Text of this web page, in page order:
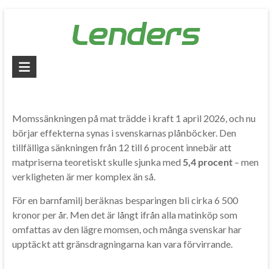
Lenders
Jämför
alla
lån
Jämför
lån
och
låna
pengar
Momssänkningen på mat trädde i kraft 1 april 2026, och nu
börjar effekterna synas i svenskarnas plånböcker. Den
tillfälliga sänkningen från 12 till 6 procent innebär att
matpriserna teoretiskt skulle sjunka med 5,4 procent– men
verkligheten är mer komplex än så.
För en barnfamilj beräknas besparingen bli cirka 6 500
kronor per år. Men det är långt ifrån alla matinköp som
omfattas av den lägre momsen, och många svenskar har
upptäckt att gränsdragningarna kan vara förvirrande.